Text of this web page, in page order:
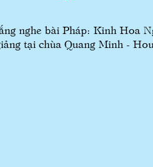
nghe bài Pháp: Kinh Hoa
tại chùa Quang Minh -